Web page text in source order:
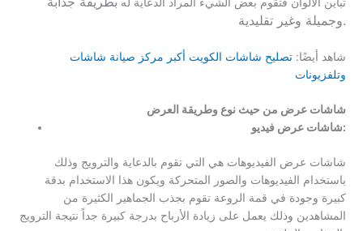
وجميلة وغير تقليدية.
شاهد أيضًا:تصليح شاشات الكويت أكبر مركز صيانة شاشات
وتلفزيونات
شاشات عرض من حيث نوع وطريقة العرض
شاشات عرض فيديو:
شاشات عرض الفيديوهات هي التي تقوم بالدعاية والترويج وذلك
باستخدام الفيديوهات والصور المتحركة ويكون هذا الاستخدام بدقة
كبيرة وجودة في قمة الروعة تقوم بجذب الجماهير الكثيرة من
المشاهدين وذلك يعمل على زيادة الأرباح بدرجة كبيرة جداً نتيجة الترويج